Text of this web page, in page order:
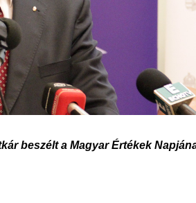
beszélt a Magyar Értékek